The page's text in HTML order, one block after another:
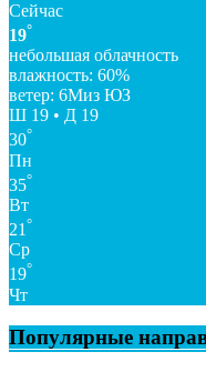
Сейчас
19°
небольшая облачность
влажность: 60%
ветер: 6Миз ЮЗ
Ш 19 • Д 19
30°
Пн
35°
Вт
21 °
Ср
19°
Чт
Популярные